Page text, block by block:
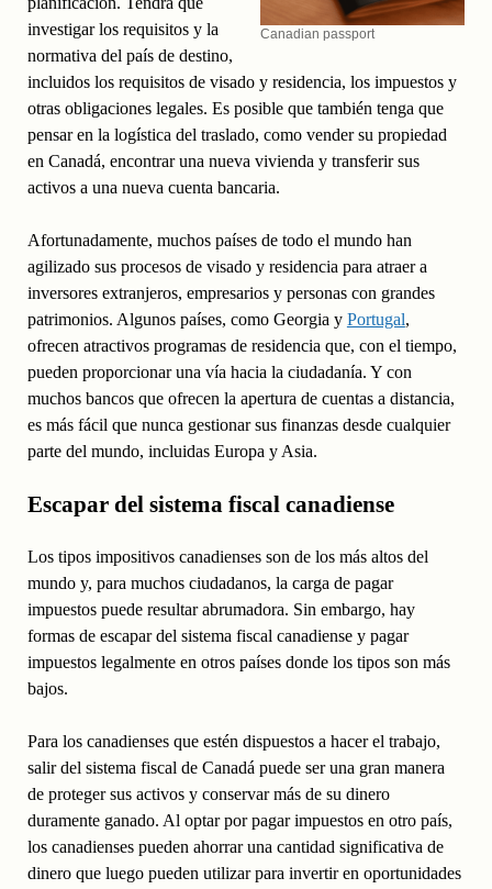
Canadian passport
investigar los requisitos y la
normativa del país de destino,
incluidos los requisitos de visado y residencia, los impuestos y
otras obligaciones legales. Es posible que también tenga que
pensar en la logística del traslado, como vender su propiedad
en Canadá, encontrar una nueva vivienda y transferir sus
activos a una nueva cuenta bancaria.
Afortunadamente, muchos países de todo el mundo han
agilizado sus procesos de visado y residencia para atraer a
inversores extranjeros, empresarios y personas con grandes
patrimonios. Algunos países, como Georgia y Portugal,
ofrecen atractivos programas de residencia que, con el tiempo,
pueden proporcionar una vía hacia la ciudadanía. Y con
muchos bancos que ofrecen la apertura de cuentas a distancia,
es más fácil que nunca gestionar sus finanzas desde cualquier
parte del mundo, incluidas Europa y Asia.
Escapar del sistema fiscal canadiense
Los tipos impositivos canadienses son de los más altos del
mundo y, para muchos ciudadanos, la carga de pagar
impuestos puede resultar abrumadora. Sin embargo, hay
formas de escapar del sistema fiscal canadiense y pagar
impuestos legalmente en otros países donde los tipos son más
bajos.
Para los canadienses que estén dispuestos a hacer el trabajo,
salir del sistema fiscal de Canadá puede ser una gran manera
de proteger sus activos y conservar más de su dinero
duramente ganado. Al optar por pagar impuestos en otro país,
los canadienses pueden ahorrar una cantidad significativa de
dinero que luego pueden utilizar para invertir en oportunidades